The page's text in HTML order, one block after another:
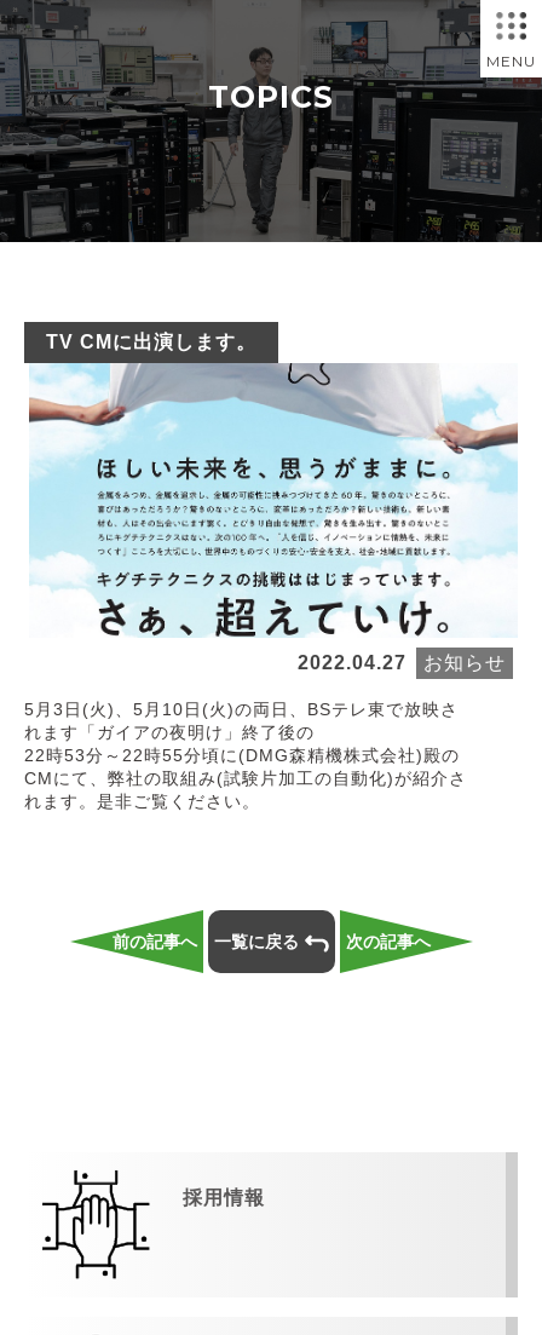
MENU
TOPICS
TV CMに出演します。
2022.04.27 お知らせ
5月3日(火)、5月10日(火)の両日、BSテレ東で放映さ
れます「ガイアの夜明け」終了後の
22時53分～22時55分頃に(DMG森精機株式会社)殿の
CMにて、弊社の取組み(試験片加工の自動化)が紹介さ
れます。是非ご覧ください。
前の記事へ 一覧に戻る 次の記事へ
採用情報